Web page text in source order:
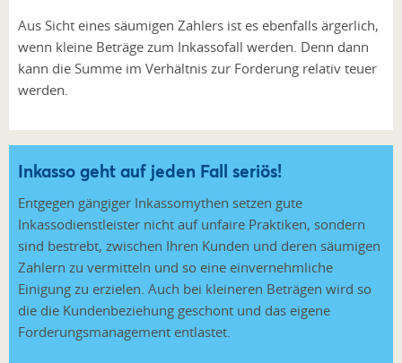
Aus Sicht eines säumigen Zahlers ist es ebenfalls ärgerlich,
wenn kleine Beträge zum Inkassofall werden. Denn dann
kann die Summe im Verhältnis zur Forderung relativ teuer
werden.
Inkasso geht auf jeden Fall seriös!
Entgegen gängiger Inkassomythen setzen gute
Inkassodienstleister nicht auf unfaire Praktiken, sondern
sind bestrebt, zwischen Ihren Kunden und deren säumigen
Zahlern zu vermitteln und so eine einvernehmliche
Einigung zu erzielen. Auch bei kleineren Beträgen wird so
die die Kundenbeziehung geschont und das eigene
Forderungsmanagement entlastet.